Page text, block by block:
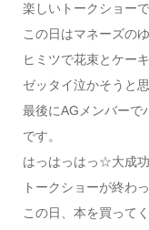
楽しいトークショーで
この日はマネーズの
ヒミツで花束とケー
ゼッタイ泣かそうと
最後にAGメンバーで
です。
はっはっはっ☆大成
トークショーが終わ
この日、本を買って